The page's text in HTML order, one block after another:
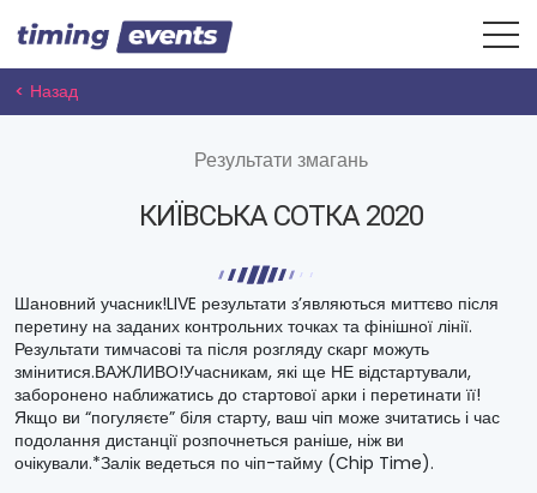
< Назад
Результати змагань
КИЇВСЬКА СОТКА 2020
Шановний учасник!LIVE результати з’являються миттєво після
перетину на заданих контрольних точках та фінішної лінії.
Результати тимчасові та після розгляду скарг можуть
змінитися.ВАЖЛИВО!Учасникам, які ще НЕ відстартували,
заборонено наближатись до стартової арки і перетинати її!
Якщо ви “погуляєте” біля старту, ваш чіп може зчитатись і час
подолання дистанції розпочнеться раніше, ніж ви
очікували.*Залік ведеться по чіп-тайму (Chip Time).